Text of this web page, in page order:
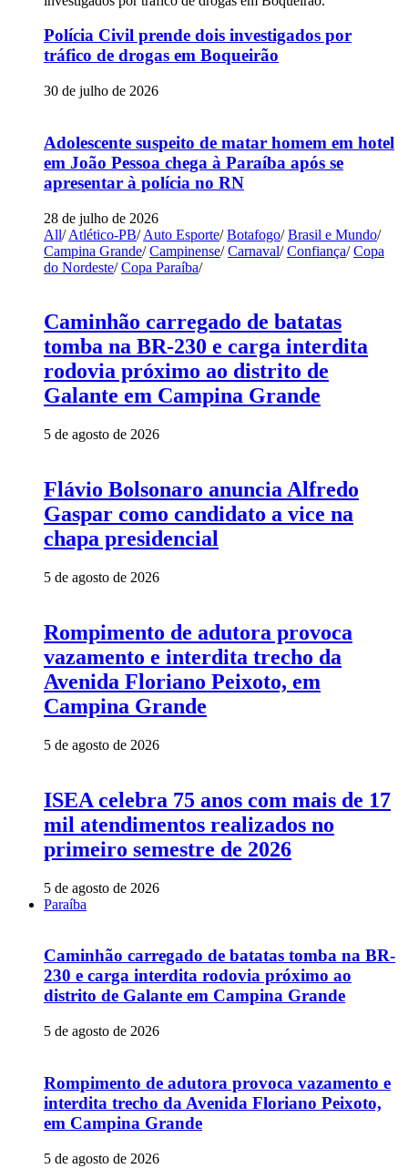
Polícia Civil prende dois investigados por
tráfico de drogas em Boqueirão
30 de julho de 2026
Adolescente suspeito de matar homem em hotel
em João Pessoa chega à Paraíba após se
apresentar à polícia no RN
28 de julho de 2026
All/ Atlético-PB/ Auto Esporte/ Botafogo/ Brasil e Mundo/
Campina Grande/ Campinense/ Carnaval/ Confiança/ Copa
do Nordeste/ Copa Paraíba/
Caminhão carregado de batatas
tomba na BR-230 e carga interdita
rodovia próximo ao distrito de
Galante em Campina Grande
5 de agosto de 2026
Flávio Bolsonaro anuncia Alfredo
Gaspar como candidato a vice na
chapa presidencial
5 de agosto de 2026
Rompimento de adutora provoca
vazamento e interdita trecho da
Avenida Floriano Peixoto, em
Campina Grande
5 de agosto de 2026
ISEA celebra 75 anos com mais de 17
mil atendimentos realizados no
primeiro semestre de 2026
5 de agosto de 2026
Paraíba
Caminhão carregado de batatas tomba na BR-
230 e carga interdita rodovia próximo ao
distrito de Galante em Campina Grande
5 de agosto de 2026
Rompimento de adutora provoca vazamento e
interdita trecho da Avenida Floriano Peixoto,
em Campina Grande
5 de agosto de 2026